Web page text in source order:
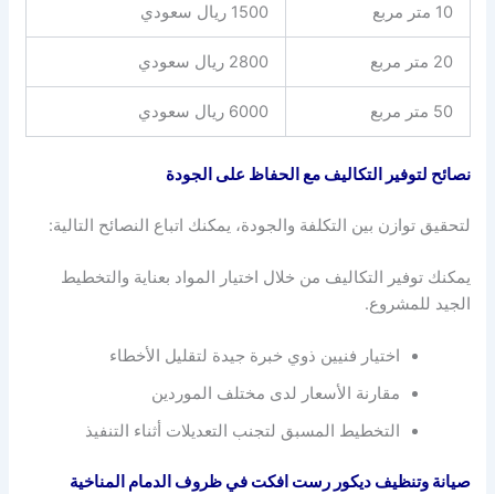
10 متر مربع 1500 ريال سعودي
20 متر مربع 2800 ريال سعودي
50 متر مربع 6000 ريال سعودي
نصائح لتوفير التكاليف مع الحفاظ على الجودة
لتحقيق توازن بين التكلفة والجودة، يمكنك اتباع النصائح التالية:
يمكنك توفير التكاليف من خلال اختيار المواد بعناية والتخطيط
الجيد للمشروع.
اختيار فنيين ذوي خبرة جيدة لتقليل الأخطاء
مقارنة الأسعار لدى مختلف الموردين
التخطيط المسبق لتجنب التعديلات أثناء التنفيذ
صيانة وتنظيف ديكور رست افكت في ظروف الدمام المناخية